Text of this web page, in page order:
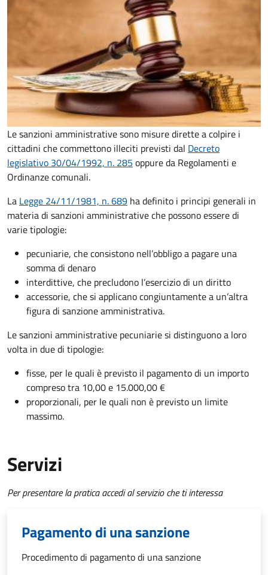
Le sanzioni amministrative sono misure dirette a colpire i
cittadini che commettono illeciti previsti dal Decreto
legislativo 30/04/1992, n. 285 oppure da Regolamenti e
Ordinanze comunali.
La Legge 24/11/1981, n. 689 ha definito i principi generali in
materia di sanzioni amministrative che possono essere di
varie tipologie:
pecuniarie, che consistono nell’obbligo a pagare una
somma di denaro
interdittive, che precludono l’eserciziodi un diritto
accessorie, che si applicano congiuntamente a un’altra
figura di sanzione amministrativa.
Le sanzioni amministrative pecuniarie si distinguono a loro
volta in due di tipologie:
fisse, per le quali è previsto il pagamento di un importo
compreso tra 10,00 e 15.000,00 €
proporzionali, per le quali non è previsto un limite
massimo.
Servizi
Per presentare la pratica accedi al servizio che ti interessa
Pagamento di una sanzione
Procedimento di pagamento di una sanzione